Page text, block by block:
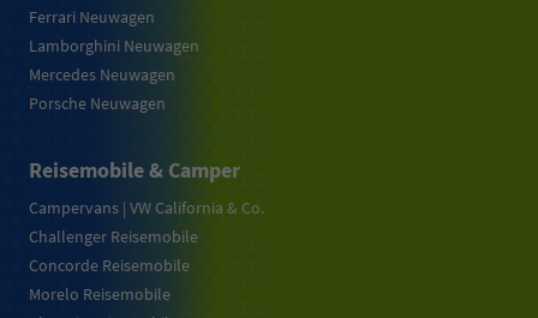
Ferrari Neuwagen
Lamborghini Neuwagen
Mercedes Neuwagen
Porsche Neuwagen
Reisemobile & Camper
Campervans | VW California & Co.
Challenger Reisemobile
Concorde Reisemobile
Morelo Reisemobile